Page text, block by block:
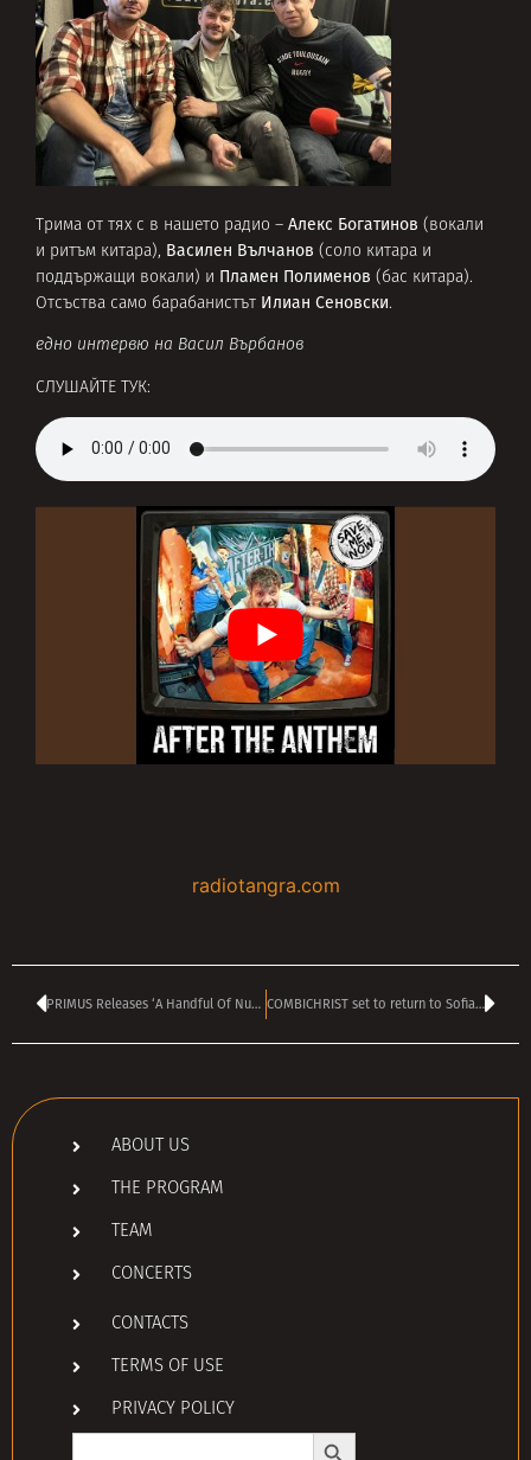
Трима от тях с в нашето радио – Алекс Богатинов (вокали
и ритъм китара), Василен Вълчанов (соло китара и
поддържащи вокали) и Пламен Полименов (бас китара).
Отсъства само барабанистът Илиан Сеновски.
едно интервю на Васил Върбанов
СЛУШАЙТЕ ТУК:
radiotangra.com
PRIMUS Releases ‘A Handful Of Nuggs’ EP Featuring Cover Of DIO’s ‘Holy Diver’ COMBICHRIST set to return to Sofia in December
ABOUT US
THE PROGRAM
TEAM
CONCERTS
CONTACTS
TERMS OF USE
PRIVACY POLICY
Search
Search Button